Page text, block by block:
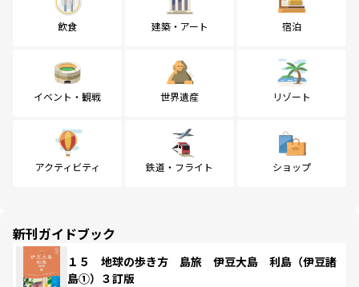
飲食 建築・アート 宿泊
イベント・観戦 世界遺産 リゾート
アクティビティ 鉄道・フライト ショップ
新刊ガイドブック
１５ 地球の歩き方 島旅 伊豆大島 利島（伊豆諸
島①）３訂版